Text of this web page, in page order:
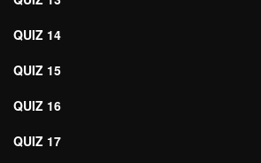
QUIZ 14
QUIZ 15
QUIZ 16
QUIZ 17